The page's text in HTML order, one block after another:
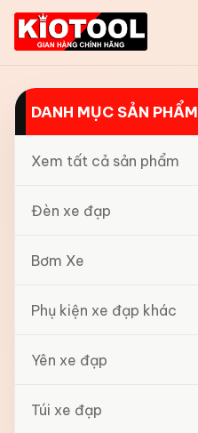
DANH MỤC SẢN PHẨM
Xem tất cả sản phẩm
Đèn xe đạp
Bơm Xe
Phụ kiện xe đạp khác
Yên xe đạp
Túi xe đạp